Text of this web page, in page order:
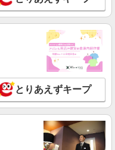
とりあえずキープ